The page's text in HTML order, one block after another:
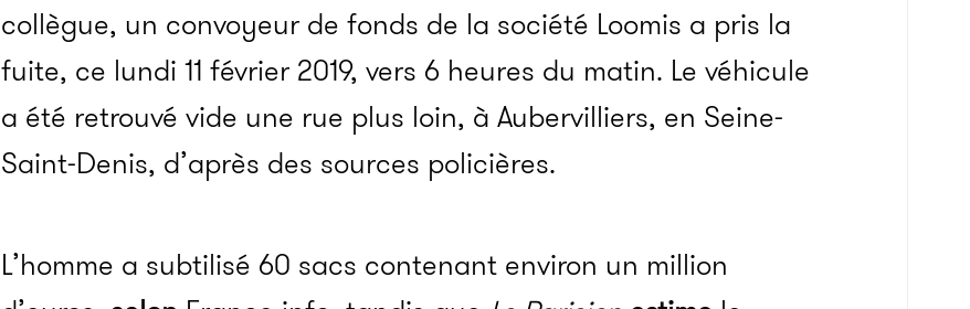
collègue, un convoyeur de fonds de la société Loomis a pris la
fuite, ce lundi 11 février 2019, vers 6 heures du matin. Le véhicule
a été retrouvé vide une rue plus loin, à Aubervilliers, en Seine-
Saint-Denis, d’après des sources policières.
L’homme a subtilisé 60 sacs contenant environ un million